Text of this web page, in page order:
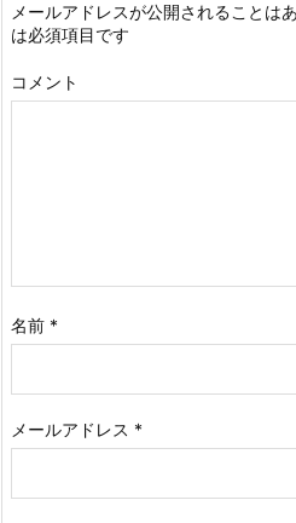
メールアドレスが公開されることは
は必須項目です
コメント
名前 *
メールアドレス *